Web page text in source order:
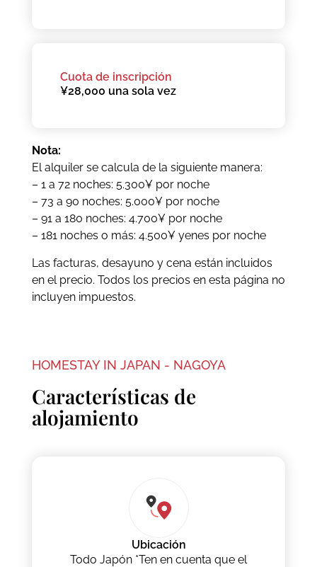
Cuota de inscripción
¥28,000 una sola vez
Nota:
El alquiler se calcula de la siguiente manera:
– 1 a 72 noches: 5.300¥ por noche
– 73 a 90 noches: 5.000¥ por noche
– 91 a 180 noches: 4.700¥ por noche
– 181 noches o más: 4.500¥ yenes por noche
Las facturas, desayuno y cena están incluidos
en el precio. Todos los precios en esta página no
incluyen impuestos.
HOMESTAY IN JAPAN - NAGOYA
Características de
alojamiento
Ubicación
Todo Japón *Ten en cuenta que el